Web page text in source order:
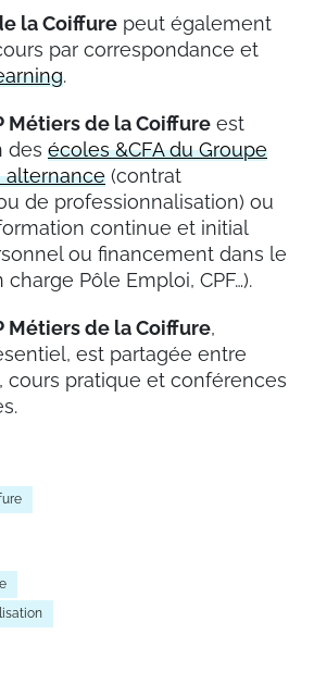
la Coiffure peut également
par correspondance et
.
Métiers de la Coiffure est
des écoles &CFA du Groupe
alternance (contrat
de professionnalisation) ou
continue et initial
ou financement dans le
Pôle Emploi, CPF…).
Métiers de la Coiffure,
est partagée entre
cours pratique et conférences